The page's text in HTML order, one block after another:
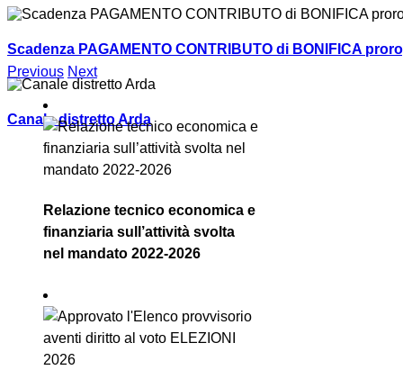
Scadenza PAGAMENTO CONTRIBUTO di BONIFICA
Canale distretto Arda
Previous Next
Relazione tecnico economica e
finanziaria sull’attività svolta
nel mandato 2022-2026